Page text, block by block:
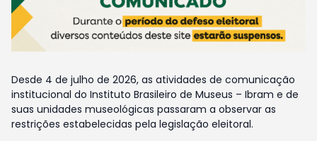
Desde 4 de julho de 2026, as atividades de comunicação
institucional do Instituto Brasileiro de Museus – Ibram e de
suas unidades museológicas passaram a observar as
restrições estabelecidas pela legislação eleitoral.